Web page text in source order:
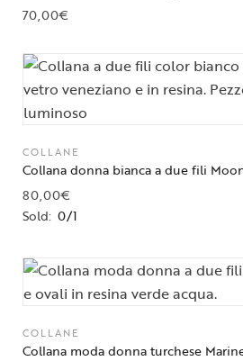
70,00€
COLLANE
Collana donna bianca a due fili
80,00€
Sold: 0/1
COLLANE
Collana moda donna turchese